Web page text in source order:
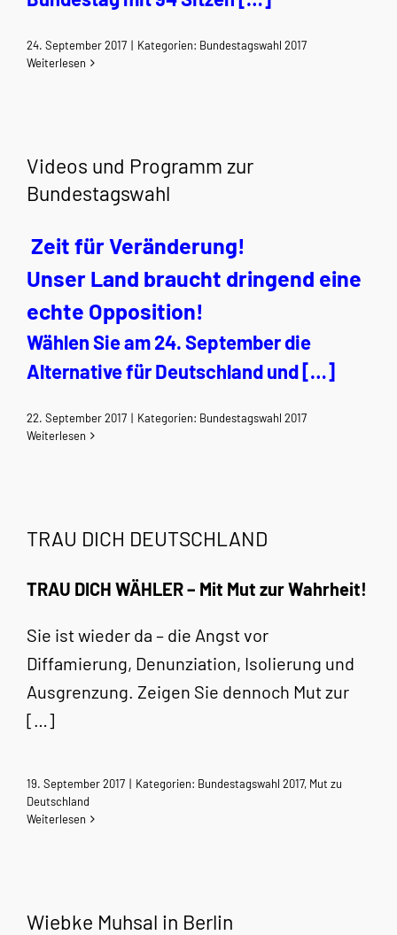
24. September 2017 | Kategorien: Bundestagswahl 2017
Weiterlesen
Videos und Programm zur
Bundestagswahl
Zeit für Veränderung!
Unser Land braucht dringend eine
echte Opposition!
Wählen Sie am 24. September die
Alternative für Deutschland und […]
22. September 2017 | Kategorien: Bundestagswahl 2017
Weiterlesen
TRAU DICH DEUTSCHLAND
TRAU DICH WÄHLER – Mit Mut zur Wahrheit!
Sie ist wieder da – die Angst vor
Diffamierung, Denunziation, Isolierung und
Ausgrenzung. Zeigen Sie dennoch Mut zur
[…]
19. September 2017 | Kategorien: Bundestagswahl 2017, Mut zu
Deutschland
Weiterlesen
Wiebke Muhsal in Berlin